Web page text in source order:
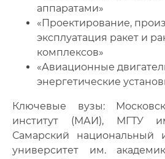
аппаратами»
«Проектирование,
эксплуатация ракет и
комплексов»
«Авиационные
энергетические
Ключевые вузы:
институт (МАИ), МГТУ
Самарский национальный
университет им.